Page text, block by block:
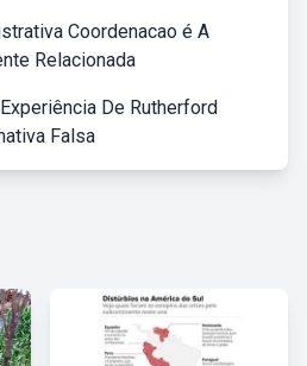
Coordenacao é A
Relacionada
De Rutherford
Falsa